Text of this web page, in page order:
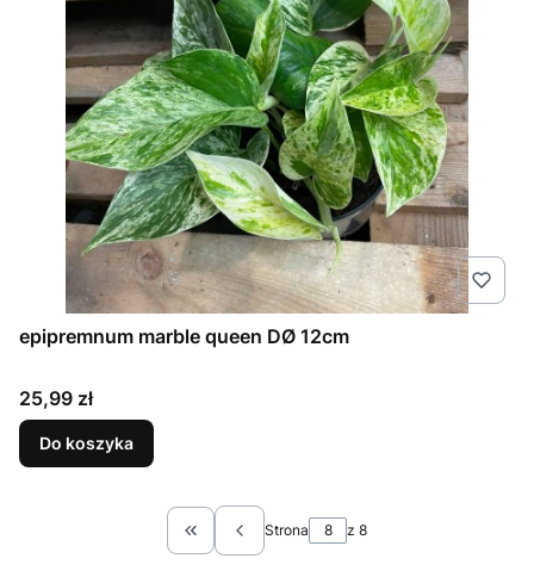
epipremnum marble queen DØ 12cm
Cena
25,99 zł
Do koszyka
Wróć do pierwszej strony z produktami
Strona z 8